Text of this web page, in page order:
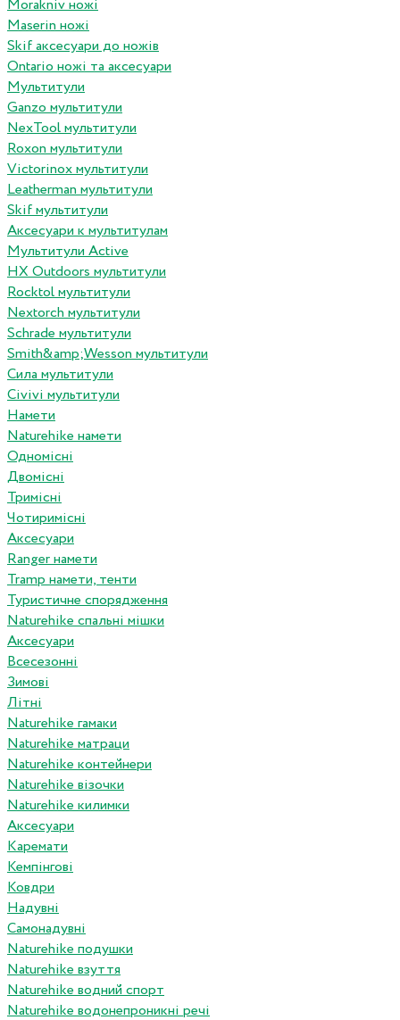
Morakniv ножі
Maserin ножі
Skif аксесуари до ножів
Ontario ножі та аксесуари
Мультитули
Ganzo мультитули
NexTool мультитули
Roxon мультитули
Victorinox мультитули
Leatherman мультитули
Skif мультитули
Аксесуари к мультитулам
Мультитули Active
HX Outdoors мультитули
Rocktol мультитули
Nextorch мультитули
Schrade мультитули
Smith&amp;Wesson мультитули
Сила мультитули
Civivi мультитули
Намети
Naturehike намети
Одномісні
Двомісні
Тримісні
Чотиримісні
Аксесуари
Ranger намети
Tramp намети, тенти
Туристичне спорядження
Naturehike спальні мішки
Аксесуари
Всесезонні
Зимові
Літні
Naturehike гамаки
Naturehike матраци
Naturehike контейнери
Naturehike візочки
Naturehike килимки
Аксесуари
Каремати
Кемпінгові
Ковдри
Надувні
Самонадувні
Naturehike подушки
Naturehike взуття
Naturehike водний спорт
Naturehike водонепроникні речі